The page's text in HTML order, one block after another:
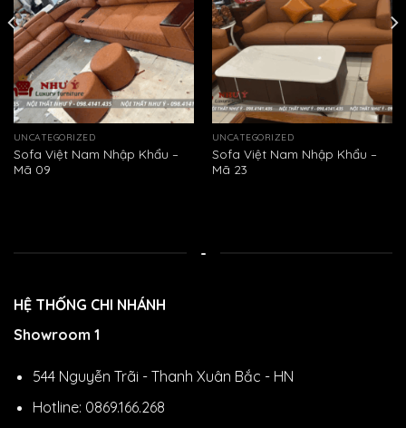
UNCATEGORIZED
Sofa Việt Nam Nhập Khẩu –
Mã 09
UNCATEGORIZED
Sofa Việt Nam Nhập Khẩu –
Mã 23
-
HỆ THỐNG CHI NHÁNH
Showroom 1
544 Nguyễn Trãi - Thanh Xuân Bắc - HN
Hotline: 0869.166.268